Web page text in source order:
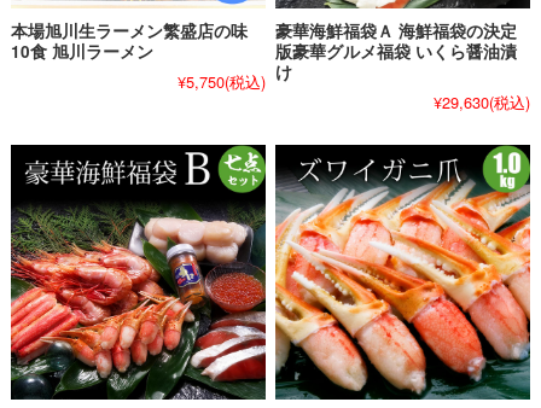
本場旭川生ラーメン繁盛店の味
10食 旭川ラーメン
¥5,750(税込)
豪華海鮮福袋Ａ 海鮮福袋の決定
版豪華グルメ福袋 いくら醤油漬
け
¥29,630(税込)